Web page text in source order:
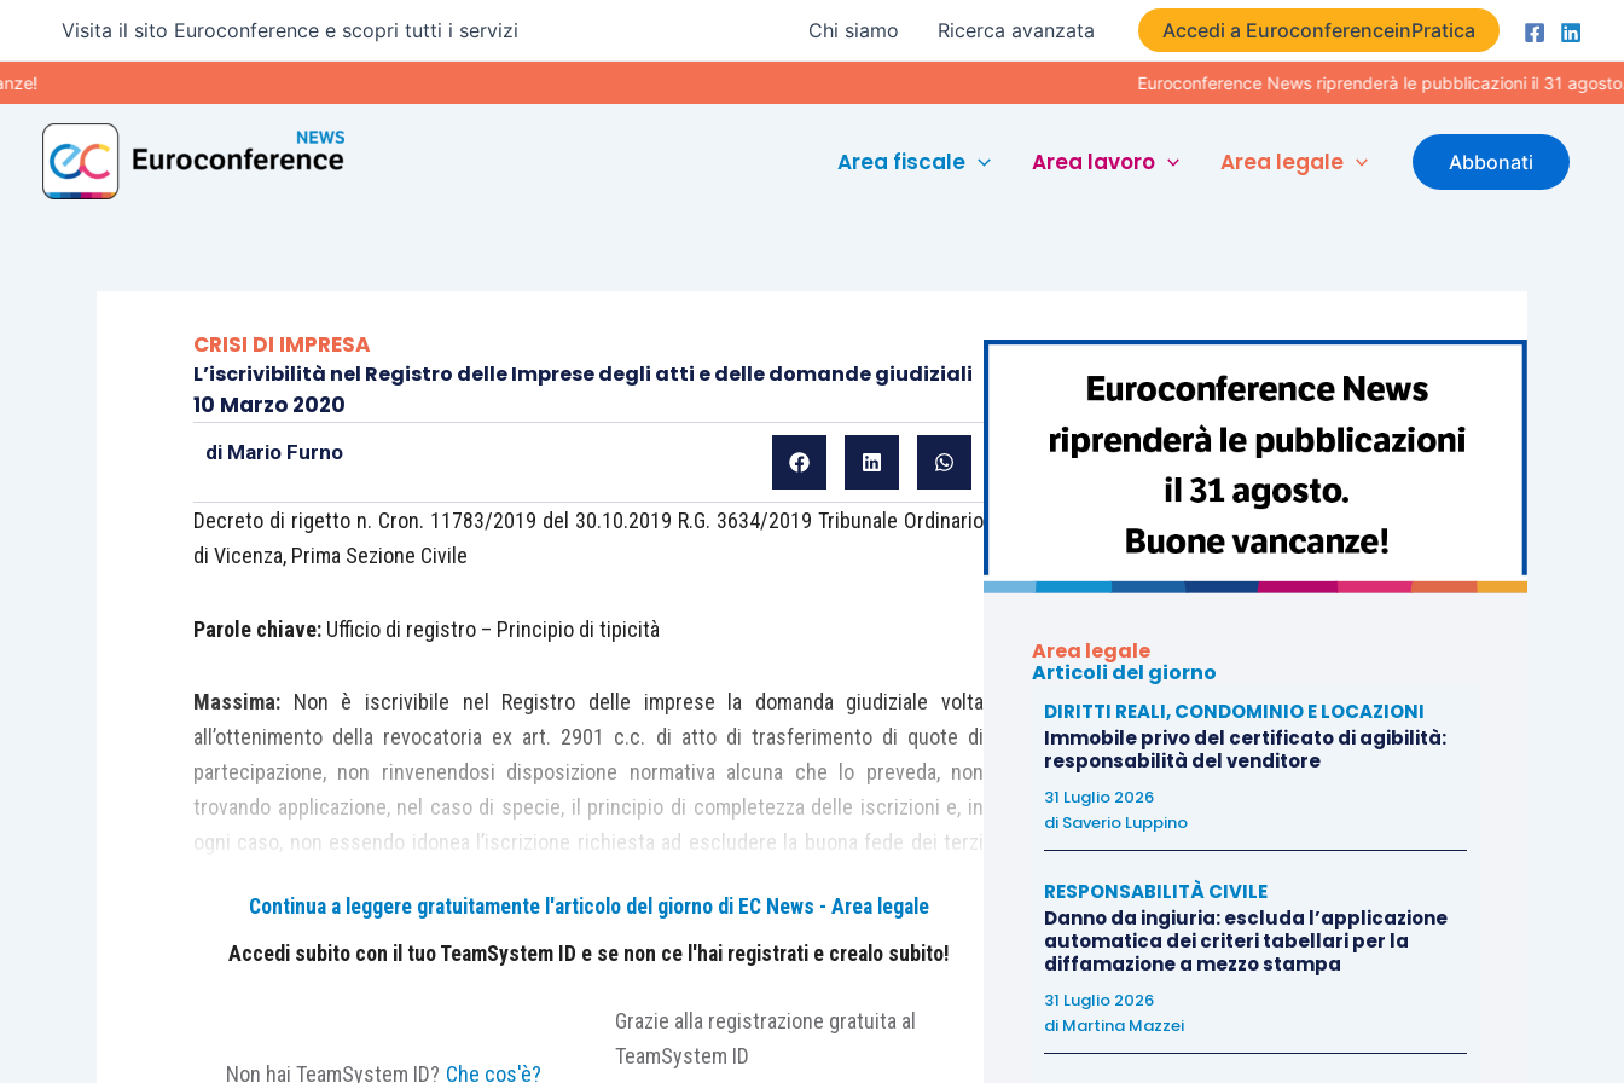
contenuto
Visita il sito Euroconference e scopri tutti i servizi Chi siamo Ricerca avanzata Accedi a EuroconferenceinPratica
Euroconference News riprenderà le pubblicazioni il 31 agosto.
Area fiscale Area lavoro Area legale Abbonati
CRISI DI IMPRESA
L’iscrivibilità nel Registro delle Imprese degli atti e delle domande giudiziali
10 Marzo 2020
di Mario Furno
Decreto di rigetto n. Cron. 11783/2019 del 30.10.2019 R.G. 3634/2019 Tribunale Ordinario
di Vicenza, Prima Sezione Civile
Parole chiave: Ufficio di registro – Principio di tipicità
Massima: Non è iscrivibile nel Registro delle imprese la domanda giudiziale volta
all’ottenimento della revocatoria ex art. 2901 c.c. di atto di trasferimento di quote di
partecipazione, non rinvenendosi disposizione normativa alcuna che lo preveda, non
trovando applicazione, nel caso di specie, il principio di completezza delle iscrizioni e, in
ogni caso, non essendo idonea l’iscrizione richiesta ad escludere la buona fede dei terzi
giuridici di tutela).
Continua a leggere gratuitamente l'articolo del giorno di EC News - Area legale
Accedi subito con il tuo TeamSystem ID e se non ce l'hai registrati e crealo subito!
Non hai TeamSystem ID? Che cos'è?
Grazie alla registrazione gratuita al
TeamSystem ID
Area legale
Articoli del giorno
DIRITTI REALI, CONDOMINIO E LOCAZIONI
Immobile privo del certificato di agibilità:
responsabilità del venditore
31 Luglio 2026
di Saverio Luppino
RESPONSABILITÀ CIVILE
Danno da ingiuria: escluda l’applicazione
automatica dei criteri tabellari per la
diffamazione a mezzo stampa
31 Luglio 2026
di Martina Mazzei